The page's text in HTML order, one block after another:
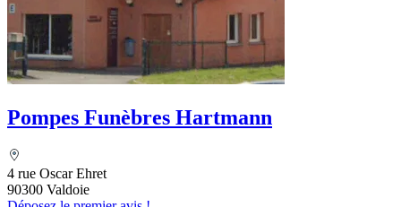
Pompes Funèbres Hartmann
4 rue Oscar Ehret
90300 Valdoie